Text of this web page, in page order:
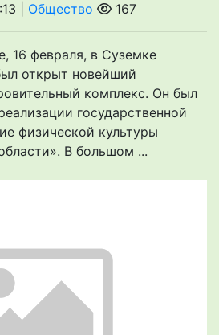
| Общество 167
16 февраля, в Суземке
открыт новейший
комплекс. Он был
государственной
физической культуры
В большом ...